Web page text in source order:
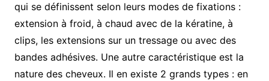
qui se définissent selon leurs modes de fixations :
extension à froid, à chaud avec de la kératine, à
clips, les extensions sur un tressage ou avec des
bandes adhésives. Une autre caractéristique est la
nature des cheveux. Il en existe 2 grands types : en